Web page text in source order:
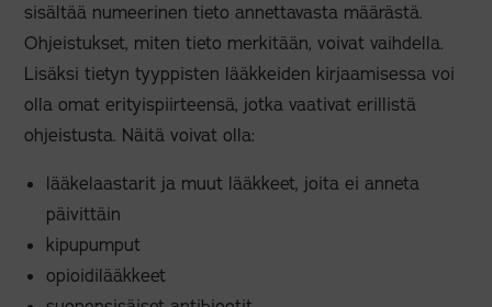
sisältää numeerinen tieto annettavasta määrästä.
Ohjeistukset, miten tieto merkitään, voivat vaihdella.
Lisäksi tietyn tyyppisten lääkkeiden kirjaamisessa voi
olla omat erityispiirteensä, jotka vaativat erillistä
ohjeistusta. Näitä voivat olla:
lääkelaastarit ja muut lääkkeet, joita ei anneta
päivittäin
kipupumput
opioidilääkkeet